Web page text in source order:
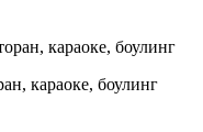
караоке, боулинг